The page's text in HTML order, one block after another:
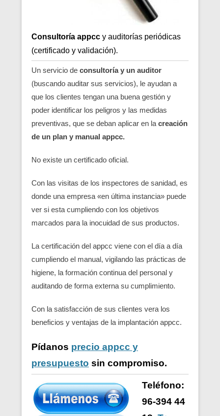
Consultoría appcc y auditorías periódicas
(certificado y validación).
Un servicio de consultoría y un auditor
(buscando auditar sus servicios), le ayudan a
que los clientes tengan una buena gestión y
poder identificar los peligros y las medidas
preventivas, que se deban aplicar en la creación
de un plan y manual appcc.
No existe un certificado oficial.
Con las visitas de los inspectores de sanidad, es
donde una empresa «en última instancia» puede
ver si esta cumpliendo con los objetivos
marcados para la inocuidad de sus productos.
La certificación del appcc viene con el día a día
cumpliendo el manual, vigilando las prácticas de
higiene, la formación continua del personal y
auditando de forma externa su cumplimiento.
Con la satisfacción de sus clientes vera los
beneficios y ventajas de la implantación appcc.
Pídanos precio appcc y
presupuesto sin compromiso.
Teléfono:
96-394 44